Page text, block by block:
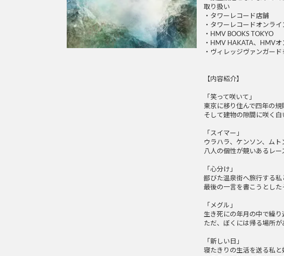
取り扱い
・タワーレコード店舗
・タワーレコードオンライ
・HMV BOOKS TOKYO
・HMV HAKATA、HMVオ
・ヴィレッジヴァンガー
【内容紹介】
「笑って咲いて」
東京に移り住んで四年の規
そして建物の隙間に咲く白
「スイマー」
ウラハラ、ケンソン、ムト
八人の個性が競いあるレー
「心分け」
鄙びた温泉街へ旅行する私
最後の一言を書こうとした
「メグル」
生き死にの年月の中で繰り
ただ、ぼくには帰る場所が
「新しい日」
寝たきりの生活を送る私と